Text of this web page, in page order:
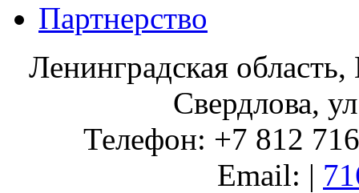
Партнерство
Ленинградская
Свердлова,
Телефон: +7 812
Email: |